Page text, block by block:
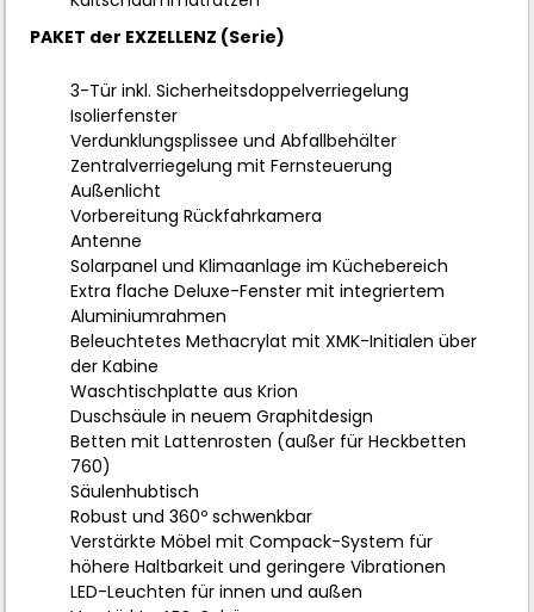
PAKET der EXZELLENZ (Serie)
3-Tür inkl. Sicherheitsdoppelverriegelung
Isolierfenster
Verdunklungsplissee und Abfallbehälter
Zentralverriegelung mit Fernsteuerung
Außenlicht
Vorbereitung Rückfahrkamera
Antenne
Solarpanel und Klimaanlage im Küchebereich
Extra flache Deluxe-Fenster mit integriertem
Aluminiumrahmen
Beleuchtetes Methacrylat mit XMK-Initialen über
der Kabine
Waschtischplatte aus Krion
Duschsäule in neuem Graphitdesign
Betten mit Lattenrosten (außer für Heckbetten
760)
Säulenhubtisch
Robust und 360º schwenkbar
Verstärkte Möbel mit Compack-System für
höhere Haltbarkeit und geringere Vibrationen
LED-Leuchten für innen und außen